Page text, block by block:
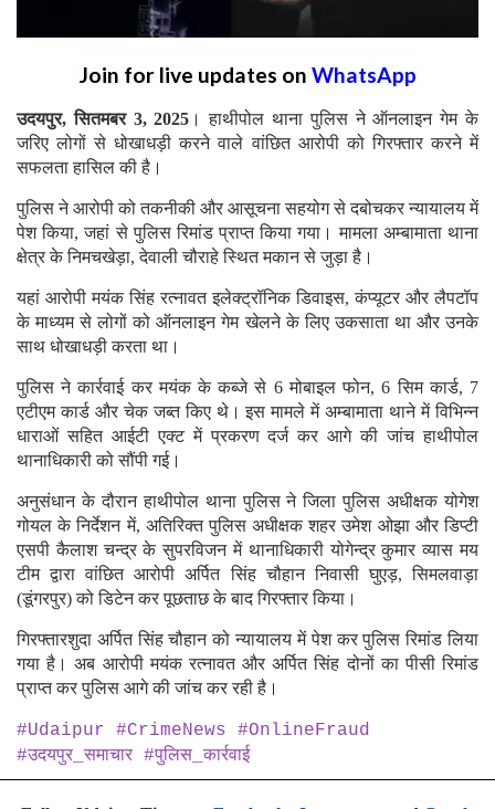
Join for live updates on WhatsApp
उदयपुर, सितमबर 3, 2025 । हाथीपोल थाना पुलिस ने ऑनलाइन गेम के
जरिए लोगों से धोखाधड़ी करने वाले वांछित आरोपी को गिरफ्तार करने में
सफलता हासिल की है।
पुलिस ने आरोपी को तकनीकी और आसूचना सहयोग से दबोचकर न्यायालय में
पेश किया, जहां से पुलिस रिमांड प्राप्त किया गया। मामला अम्बामाता थाना
क्षेत्र के निमचखेड़ा, देवाली चौराहे स्थित मकान से जुड़ा है।
यहां आरोपी मयंक सिंह रत्नावत इलेक्ट्रॉनिक डिवाइस, कंप्यूटर और लैपटॉप
के माध्यम से लोगों को ऑनलाइन गेम खेलने के लिए उकसाता था और उनके
साथ धोखाधड़ी करता था।
पुलिस ने कार्रवाई कर मयंक के कब्जे से 6 मोबाइल फोन, 6 सिम कार्ड, 7
एटीएम कार्ड और चेक जब्त किए थे। इस मामले में अम्बामाता थाने में विभिन्न
धाराओं सहित आईटी एक्ट में प्रकरण दर्ज कर आगे की जांच हाथीपोल
थानाधिकारी को सौंपी गई।
अनुसंधान के दौरान हाथीपोल थाना पुलिस ने जिला पुलिस अधीक्षक योगेश
गोयल के निर्देशन में, अतिरिक्त पुलिस अधीक्षक शहर उमेश ओझा और डिप्टी
एसपी कैलाश चन्द्र के सुपरविजन में थानाधिकारी योगेन्द्र कुमार व्यास मय
टीम द्वारा वांछित आरोपी अर्पित सिंह चौहान निवासी घुएड़, सिमलवाड़ा
(डूंगरपुर) को डिटेन कर पूछताछ के बाद गिरफ्तार किया।
गिरफ्तारशुदा अर्पित सिंह चौहान को न्यायालय में पेश कर पुलिस रिमांड लिया
गया है। अब आरोपी मयंक रत्नावत और अर्पित सिंह दोनों का पीसी रिमांड
प्राप्त कर पुलिस आगे की जांच कर रही है।
#Udaipur #CrimeNews #OnlineFraud
#उदयपुर_समाचार #पुलिस_कार्रवाई